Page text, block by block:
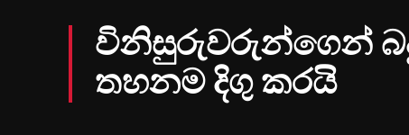
විනිසුරුවරුන්ගෙන්
තහනම දිගු කරයි